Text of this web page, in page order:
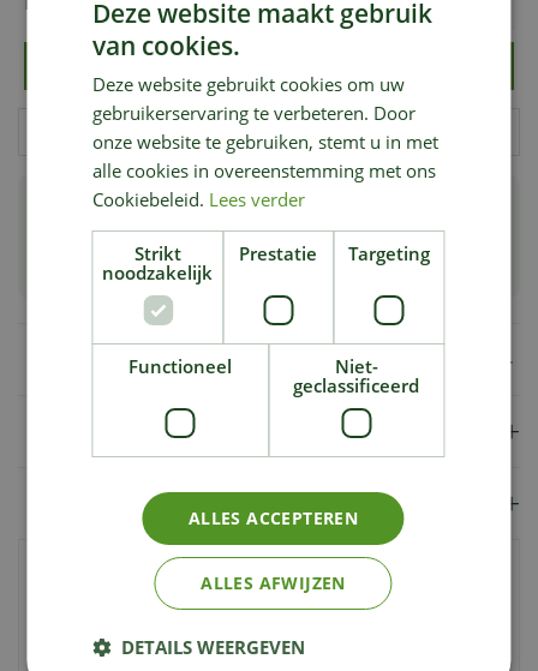
*
Groot aanbod bijzondere & zeldzame planten
Planten van de hoogste kwaliteit
Specificaties
Verzendkosten
Showroom
Artikelnummer
5415305013061
Potmaat
Deze website maakt gebruik
van cookies.
Deze website gebruikt cookies om uw
gebruikerservaring te verbeteren. Door
onze website te gebruiken, stemt u in met
alle cookies in overeenstemming met ons
Cookiebeleid. Lees verder
Strikt
noodzakelijk
Prestatie Targeting
Functioneel
Niet-
geclassificeerd
ALLES ACCEPTEREN
ALLES AFWIJZEN
DETAILS WEERGEVEN